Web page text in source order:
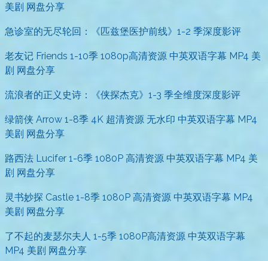
美剧 网盘分享
急诊室的无尽轮回：《匹兹堡医护前线》1-2 季深度影评
老友记 Friends 1-10季 1080p高清资源 中英双语字幕 MP4 美
剧 网盘分享
流浪者的正义史诗：《侠探杰克》1-3 季全维度深度影评
绿箭侠 Arrow 1-8季 4K 超清资源 无水印 中英双语字幕 MP4
美剧 网盘分享
路西法 Lucifer 1-6季 1080P 高清资源 中英双语字幕 MP4 美
剧 网盘分享
灵书妙探 Castle 1-8季 1080P 高清资源 中英双语字幕 MP4
美剧 网盘分享
了不起的麦瑟尔夫人 1-5季 1080P高清资源 中英双语字幕
MP4 美剧 网盘分享